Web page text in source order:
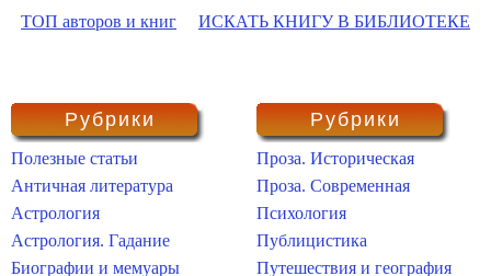
ТОП авторов и книг ИСКАТЬ КНИГУ В БИБЛИОТЕКЕ
Рубрики
Полезные статьи
Античная литература
Астрология
Астрология. Гадание
Биографии и мемуары
Рубрики
Проза. Историческая
Проза. Современная
Психология
Публицистика
Путешествия и география